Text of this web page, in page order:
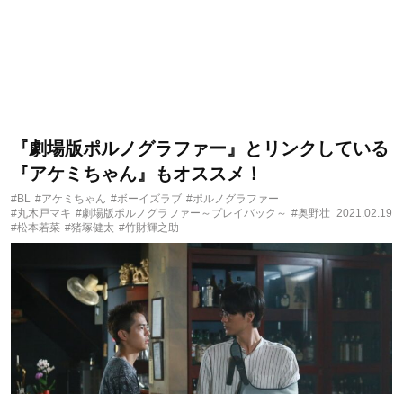
『劇場版ポルノグラファー』とリンクしている
『アケミちゃん』もオススメ！
#BL #アケミちゃん #ボーイズラブ #ポルノグラファー
#丸木戸マキ #劇場版ポルノグラファー～プレイバック～ #奥野壮
#松本若菜 #猪塚健太 #竹財輝之助
2021.02.19